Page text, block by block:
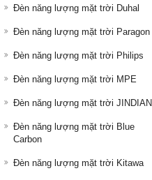
ĐÈN ĐƯỜNG LED
ĐÈN LED ỐP TRẦN
Đèn năng lượng mặt trời Duhal
Đèn năng lượng mặt trời Paragon
Đèn năng lượng mặt trời Philips
Đèn năng lượng mặt trời MPE
Đèn năng lượng mặt trời JINDIAN
Đèn năng lượng mặt trời Blue
Carbon
Đèn năng lượng mặt trời Kitawa